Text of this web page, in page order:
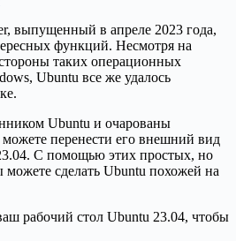
выпущенный в апреле 2023 года,
функций. Несмотря на
таких операционных
Ubuntu все же удалось
Ubuntu и очарованы
перенести его внешний вид
С помощью этих простых, но
сделать Ubuntu похожей на
рабочий стол Ubuntu 23.04, чтобы